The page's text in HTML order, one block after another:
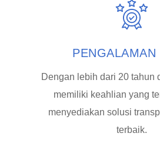
PENGALAMAN
Dengan lebih dari 20 tahun
memiliki keahlian yang
menyediakan solusi
terbaik.